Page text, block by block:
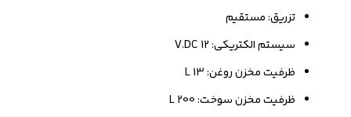
تزریق: مستقیم
سیستم الکتریکی: 12 V.DC
ظرفیت مخزن روغن: 13 L
ظرفیت مخزن سوخت: 200 L